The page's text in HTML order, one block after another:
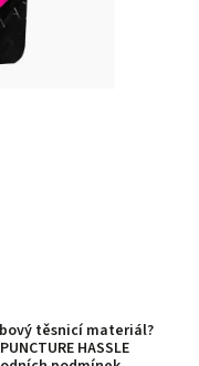
těsnicí materiál?
HASSLE